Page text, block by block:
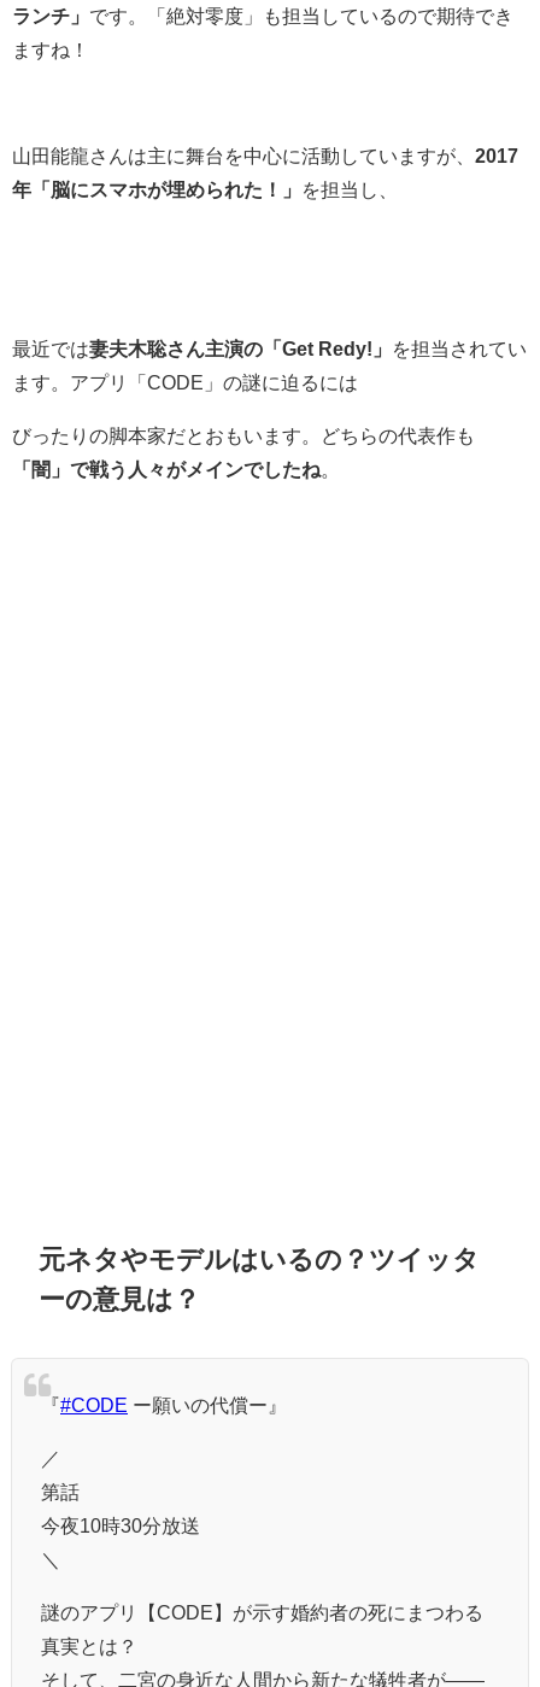
ランチ」 です。「絶対零度」も担当しているので期待でき
ますね！
山田能龍さんは主に舞台を中心に活動していますが、 2017
年「脳にスマホが埋められた！」
を担当し、
最近では妻夫木聡さん主演の「Get Redy!」
を担当されてい
ます。アプリ「CODE」の謎に迫るには
びったりの脚本家だとおもいます。どちらの代表作も
「闇」で戦う人々がメインでしたね
元ネタやモデルはいるの？ツイッタ
ーの意見は？
『#CODE ー願いの代償ー』
／
第話
今夜10時30分放送
＼
謎のアプリ【CODE】が示す婚約者の死にまつわる
真実とは？
そして、二宮の身近な人間から新たな犠牲者が――